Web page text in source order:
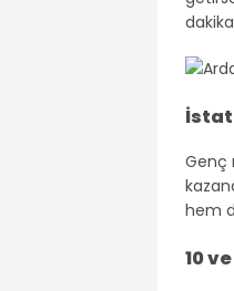
Genç
hem
10